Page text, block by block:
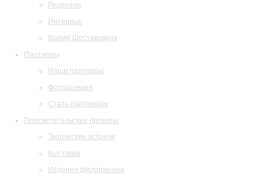
Рецензии
Интервью
Время Шостаковича
Партнеры
Наши партнеры
Фотогалерея
Стать партнером
Просветительские проекты
Творческие встречи
Выставки
Издания филармонии